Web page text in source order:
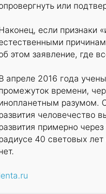
или
если признаки
этом заявление, где
апреле 2016 года
времени,
разумом.
человечество
примерно
40 световых